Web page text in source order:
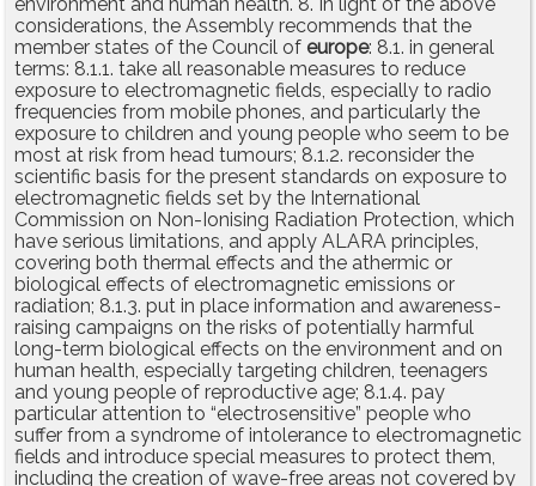
environment and human health. 8. In light of the above
considerations, the Assembly recommends that the
member states of the Council of europe: 8.1. in general
terms: 8.1.1. take all reasonable measures to reduce
exposure to electromagnetic fields, especially to radio
frequencies from mobile phones, and particularly the
exposure to children and young people who seem to be
most at risk from head tumours; 8.1.2. reconsider the
scientific basis for the present standards on exposure to
electromagnetic fields set by the International
Commission on Non-Ionising Radiation Protection, which
have serious limitations, and apply ALARA principles,
covering both thermal effects and the athermic or
biological effects of electromagnetic emissions or
radiation; 8.1.3. put in place information and awareness-
raising campaigns on the risks of potentially harmful
long-term biological effects on the environment and on
human health, especially targeting children, teenagers
and young people of reproductive age; 8.1.4. pay
particular attention to “electrosensitive” people who
suffer from a syndrome of intolerance to electromagnetic
fields and introduce special measures to protect them,
including the creation of wave-free areas not covered by